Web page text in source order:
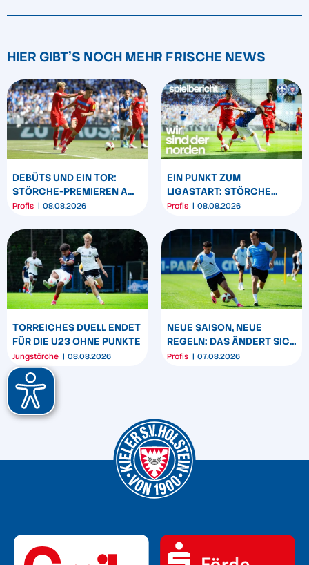
HIER GIBT'S NOCH MEHR FRISCHE NEWS
DEBÜTS UND EIN TOR:
STÖRCHE-PREMIEREN AM
„BÖLLE“
Profis 08.08.2026
EIN PUNKT ZUM
LIGASTART: STÖRCHE
SPIELEN REMIS IN
Profis 08.08.2026
TORREICHES DUELL ENDET
FÜR DIE U23 OHNE PUNKTE
Jungstörche 08.08.2026
NEUE SAISON, NEUE
REGELN: DAS ÄNDERT SICH
ZUM START DER 2.
Profis 07.08.2026